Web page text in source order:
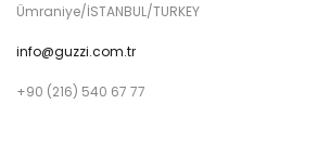
Ümraniye/İSTANBUL/TURKEY
info@guzzi.com.tr
+90 (216) 540 67 77